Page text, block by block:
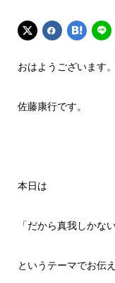
おはようございます。
佐藤康行です。
本日は
「だから真我しかない
というテーマでお伝